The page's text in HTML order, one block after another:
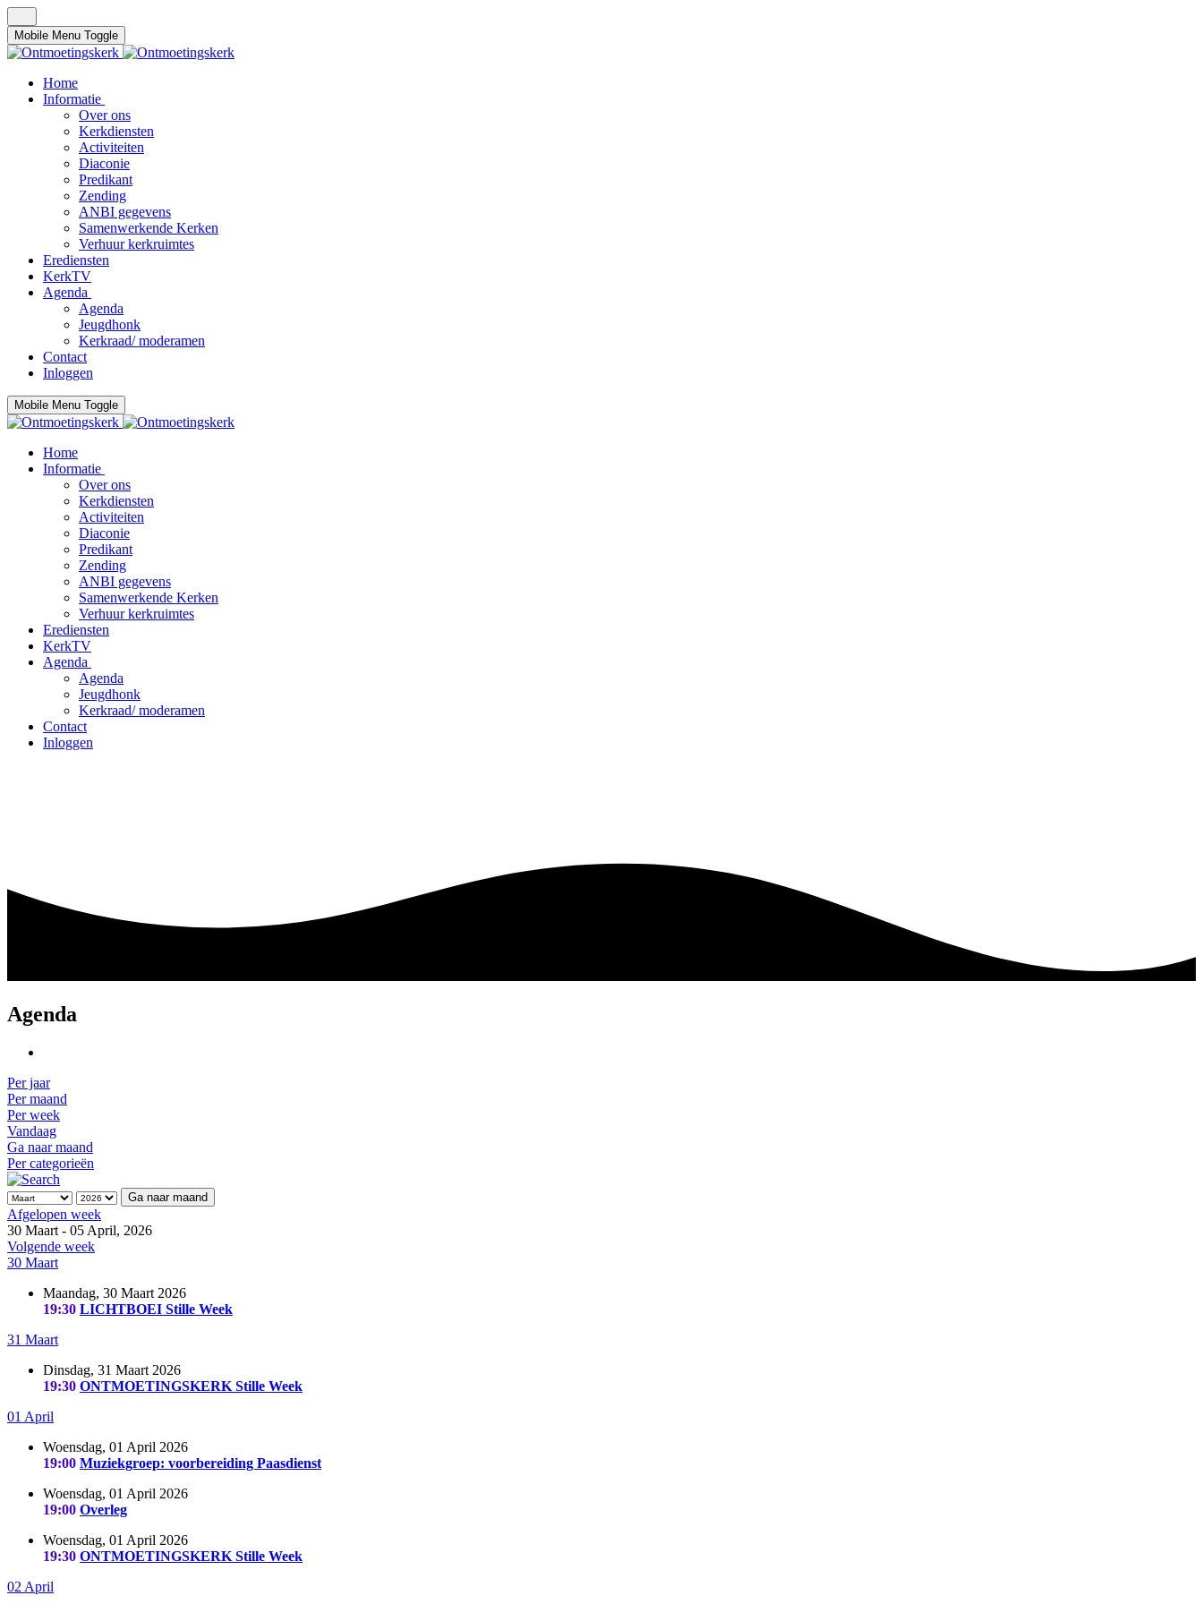
Mobile Menu Toggle
Home
Informatie
Over ons
Kerkdiensten
Activiteiten
Diaconie
Predikant
Zending
ANBI gegevens
Samenwerkende Kerken
Verhuur kerkruimtes
Erediensten
KerkTV
Agenda
Agenda
Jeugdhonk
Kerkraad/ moderamen
Contact
Inloggen
Mobile Menu Toggle
Home
Informatie
Over ons
Kerkdiensten
Activiteiten
Diaconie
Predikant
Zending
ANBI gegevens
Samenwerkende Kerken
Verhuur kerkruimtes
Erediensten
KerkTV
Agenda
Agenda
Jeugdhonk
Kerkraad/ moderamen
Contact
Inloggen
Agenda
Per jaar
Per maand
Per week
Vandaag
Ga naar maand
Per categorieën
Ga naar maand
Afgelopen week
30 Maart - 05 April, 2026
Volgende week
30 Maart
Maandag, 30 Maart 2026
19:30 LICHTBOEI Stille Week
31 Maart
Dinsdag, 31 Maart 2026
19:30 ONTMOETINGSKERK Stille Week
01 April
Woensdag, 01 April 2026
19:00 Muziekgroep: voorbereiding Paasdienst
Woensdag, 01 April 2026
19:00 Overleg
Woensdag, 01 April 2026
19:30 ONTMOETINGSKERK Stille Week
02 April